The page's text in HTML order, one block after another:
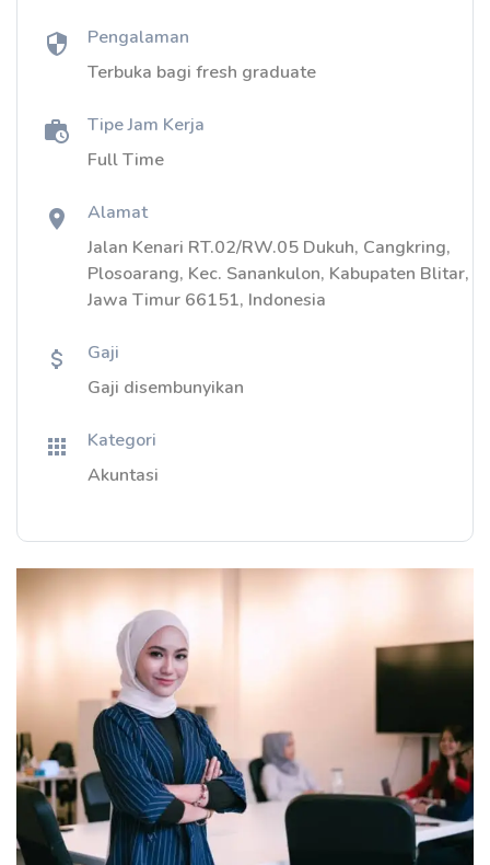
Pengalaman
Terbuka bagi fresh graduate
Tipe Jam Kerja
Full Time
Alamat
Jalan Kenari RT.02/RW.05 Dukuh, Cangkring,
Plosoarang, Kec. Sanankulon, Kabupaten Blitar,
Jawa Timur 66151, Indonesia
Gaji
Gaji disembunyikan
Kategori
Akuntasi